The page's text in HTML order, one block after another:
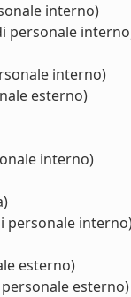
interno)
personale
interno)
esterno)
interno)
personale
esterno)
esterno)